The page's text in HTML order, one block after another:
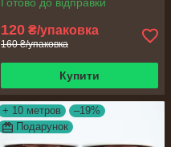
120 ₴/упаковка
160 ₴/упаковка
Купити
+ 10 метров
–19%
Подарунок